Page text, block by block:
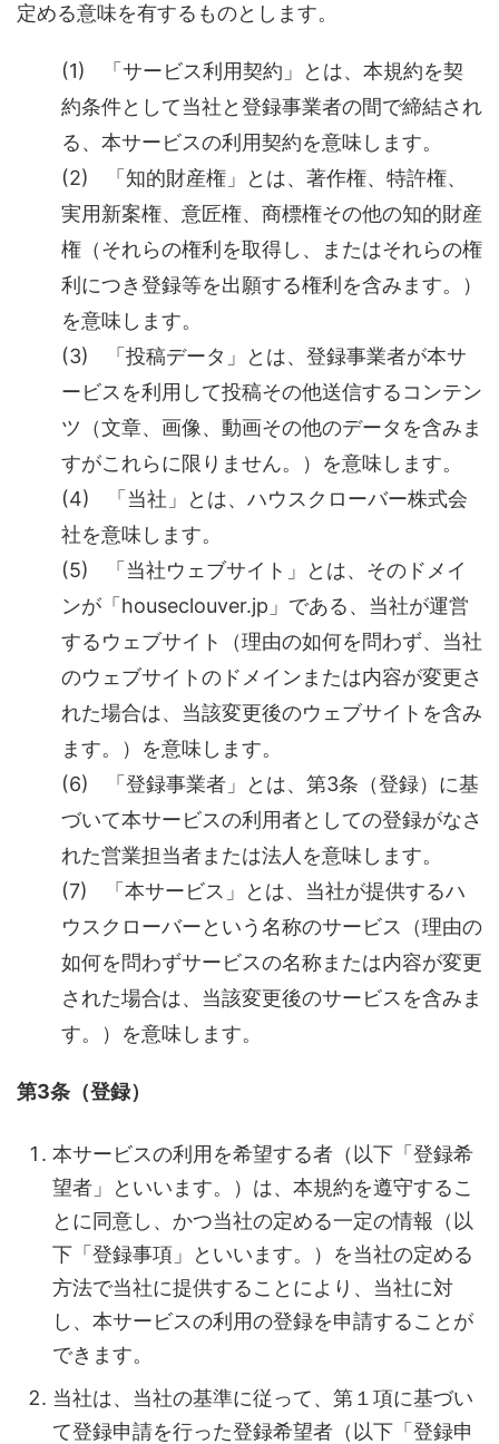
定める意味を有するものとします。
(1) 「サービス利用契約」とは、本規約を契
約条件として当社と登録事業者の間で締結され
る、本サービスの利用契約を意味します。
(2) 「知的財産権」とは、著作権、特許権、
実用新案権、意匠権、商標権その他の知的財産
権（それらの権利を取得し、またはそれらの権
利につき登録等を出願する権利を含みます。）
を意味します。
(3) 「投稿データ」とは、登録事業者が本サ
ービスを利用して投稿その他送信するコンテン
ツ（文章、画像、動画その他のデータを含みま
すがこれらに限りません。）を意味します。
(4) 「当社」とは、ハウスクローバー株式会
社を意味します。
(5) 「当社ウェブサイト」とは、そのドメイ
ンが「houseclouver.jp」である、当社が運営
するウェブサイト（理由の如何を問わず、当社
のウェブサイトのドメインまたは内容が変更さ
れた場合は、当該変更後のウェブサイトを含み
ます。）を意味します。
(6) 「登録事業者」とは、第3条（登録）に基
づいて本サービスの利用者としての登録がなさ
れた営業担当者または法人を意味します。
(7) 「本サービス」とは、当社が提供するハ
ウスクローバーという名称のサービス（理由の
如何を問わずサービスの名称または内容が変更
された場合は、当該変更後のサービスを含みま
す。）を意味します。
第3条（登録）
本サービスの利用を希望する者（以下「登録希
望者」といいます。）は、本規約を遵守するこ
とに同意し、かつ当社の定める一定の情報（以
下「登録事項」といいます。）を当社の定める
方法で当社に提供することにより、当社に対
し、本サービスの利用の登録を申請することが
できます。
当社は、当社の基準に従って、第１項に基づい
て登録申請を行った登録希望者（以下「登録申